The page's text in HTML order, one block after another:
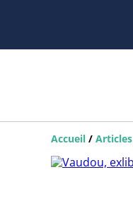
Accueil / Articles